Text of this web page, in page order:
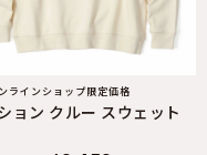
ラインショップ限定価格
ョン クルー スウェット